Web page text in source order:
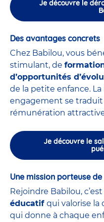
Je découvre le
Des avantages concrets
Chez Babilou, vous
stimulant, de
d’opportunités
de la petite enfance.
engagement se traduit
rémunération
Je découvre le
Une mission porteuse de
Rejoindre Babilou,
éducatif qui valorise la
qui donne à chaque